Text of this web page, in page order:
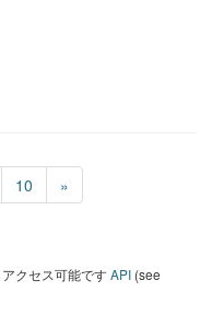
10 »
クセス可能ですAPI (see